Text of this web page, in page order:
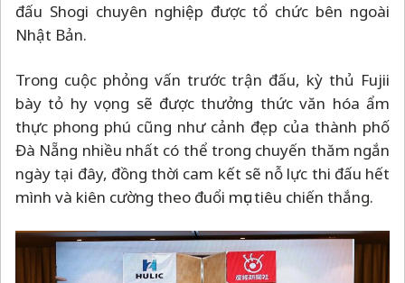
đấu Shogi chuyên nghiệp được tổ chức bên ngoài
Nhật Bản.
Trong cuộc phỏng vấn trước trận đấu, kỳ thủ Fujii
bày tỏ hy vọng sẽ được thưởng thức văn hóa ẩm
thực phong phú cũng như cảnh đẹp của thành phố
Đà Nẵng nhiều nhất có thể trong chuyến thăm ngắn
ngày tại đây, đồng thời cam kết sẽ nỗ lực thi đấu hết
mình và kiên cường theo đuổi mục tiêu chiến thắng.